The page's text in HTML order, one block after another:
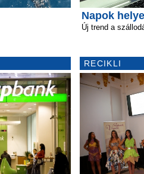
Napok
Új trend a
RECIKLI